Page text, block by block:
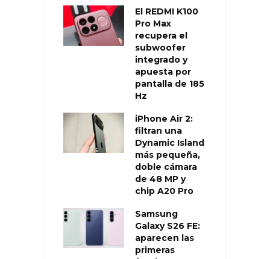
El REDMI K100
Pro Max
recupera el
subwoofer
integrado y
apuesta por
pantalla de 185
Hz
iPhone Air 2:
filtran una
Dynamic Island
más pequeña,
doble cámara
de 48 MP y
chip A20 Pro
Samsung
Galaxy S26 FE:
aparecen las
primeras